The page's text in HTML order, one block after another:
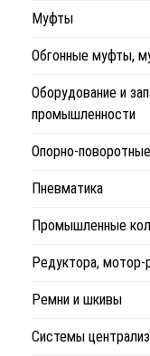
Муфты
Обгонные муфты,
Оборудование и
промышленности
Опорно-
Пневматика
Промышленные
Редуктора, мотор-
Ремни и шкивы
Системы